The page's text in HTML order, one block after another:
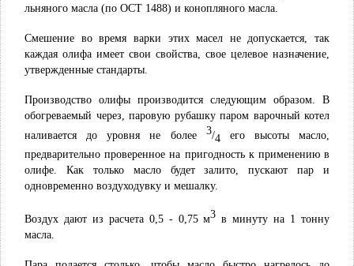
льняного масла (по ОСТ 1488) и конопляного масла.
Смешение во время варки этих масел не допускается, так
каждая олифа имеет свои свойства, свое целевое назначение,
утвержденные стандарты.
Производство олифы производится следующим образом. В
обогреваемый через, паровую рубашку паром варочный котел
наливается до уровня не более 3/4 его высоты масло,
предварительно проверенное на пригод­ность к применению в
олифе. Как только масло будет залито, пускают пар и
одновременно воздуходувку и мешалку.
Воздух дают из расчета 0,5 - 0,75 м3 в минуту на 1 тонну
масла.